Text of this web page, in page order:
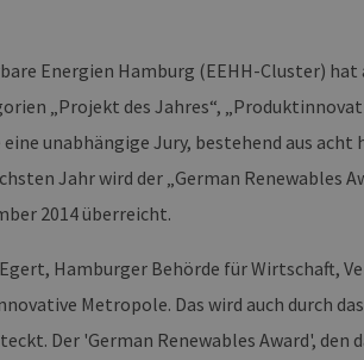
Energien Hamburg (EEHH-Cluster) hat
„Projekt des Jahres“,
unabhängige Jury, bestehend aus
Jahr wird der „German Renewables
2014 überreicht.
Hamburger Behörde für Wirtschaft,
Metropole. Das wird auch durch
Der 'German Renewables Award',